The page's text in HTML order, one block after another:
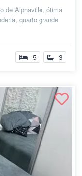
de Alphaville, ótima
quarto grande
5 3